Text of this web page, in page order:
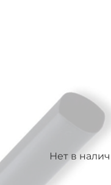
Нет в